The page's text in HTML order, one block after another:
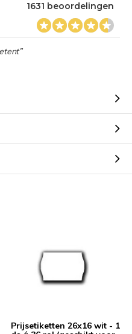
1631 beoordelingen
Prijsetiketten 26x16 wit - 1